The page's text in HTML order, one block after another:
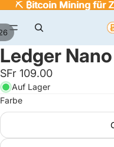
⛏️ ₿itcoin Mining für
⛏️ ₿itcoin Mining für
Ledger
SFr 109.00
Auf Lager
Farbe